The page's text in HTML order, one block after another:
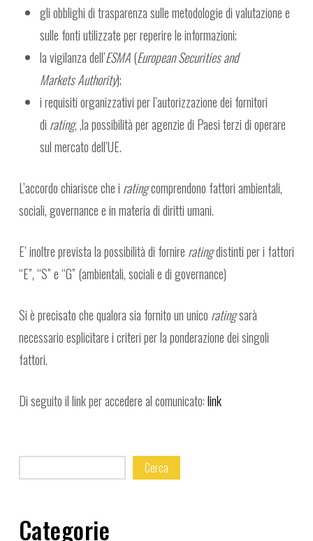
gli obblighi di trasparenza sulle metodologie di valutazione e
sulle fonti utilizzate per reperire le informazioni;
la vigilanza dell’ESMA(European Securities and
Markets Authority);
i requisiti organizzativi per l’autorizzazione dei fornitori
di rating, ,la possibilità per agenzie di Paesi terzi di operare
sul mercato dell’UE.
L’accordo chiarisce che i ratingcomprendono fattori ambientali,
sociali, governance e in materia di diritti umani.
E’ inoltre prevista la possibilità di fornire ratingdistinti per i fattori
“E”, “S” e “G” (ambientali, sociali e di governance)
Si è precisato che qualora sia fornito un unico ratingsarà
necessario esplicitare i criteri per la ponderazione dei singoli
fattori.
Di seguito il link per accedere al comunicato:link
Cerca
Categorie